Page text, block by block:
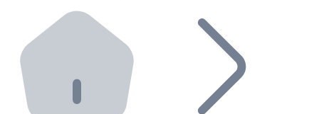
Distributeurs automatiques Bitnovo
Intégrez un ATM Bitnovo dans votre entreprise et
API Bitnovo
Intégrez notre API dans votre écosystème.